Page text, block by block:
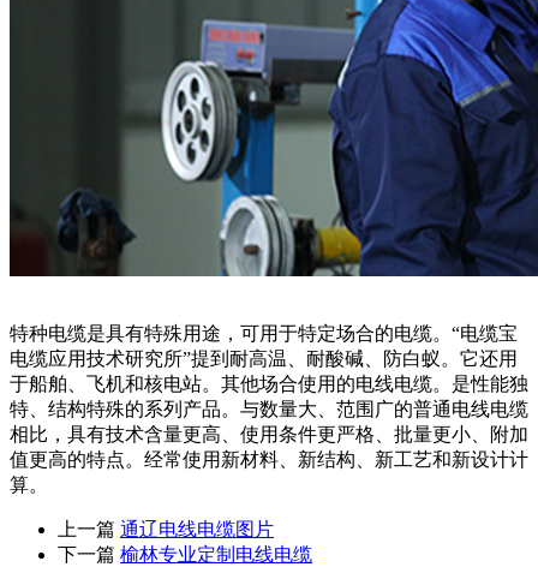
特种电缆是具有特殊用途，可用于特定场合的电缆。“电缆宝
电缆应用技术研究所”提到耐高温、耐酸碱、防白蚁。它还用
于船舶、飞机和核电站。其他场合使用的电线电缆。是性能独
特、结构特殊的系列产品。与数量大、范围广的普通电线电缆
相比，具有技术含量更高、使用条件更严格、批量更小、附加
值更高的特点。经常使用新材料、新结构、新工艺和新设计计
算。
上一篇 通辽电线电缆图片
下一篇 榆林专业定制电线电缆